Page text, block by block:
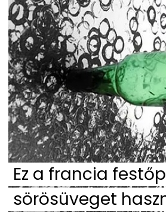
Ez a francia
sörösüveget